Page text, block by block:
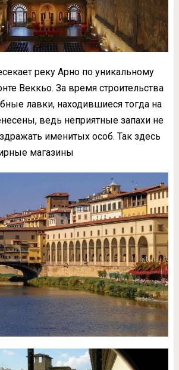
реку Арно по уникальному
Веккьо. За время строительства
лавки, находившиеся тогда на
ведь неприятные запахи не
именитых особ. Так здесь
магазины